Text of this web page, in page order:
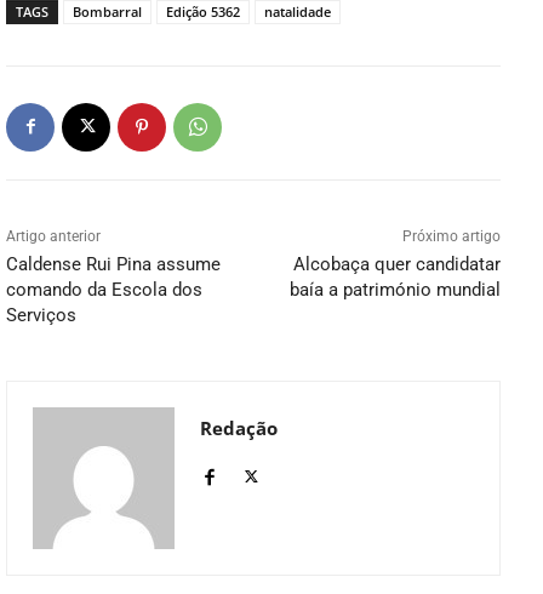
TAGS Bombarral Edição 5362 natalidade
Artigo anterior
Caldense Rui Pina assume
comando da Escola dos
Serviços
Próximo artigo
Alcobaça quer candidatar
baía a património mundial
Redação